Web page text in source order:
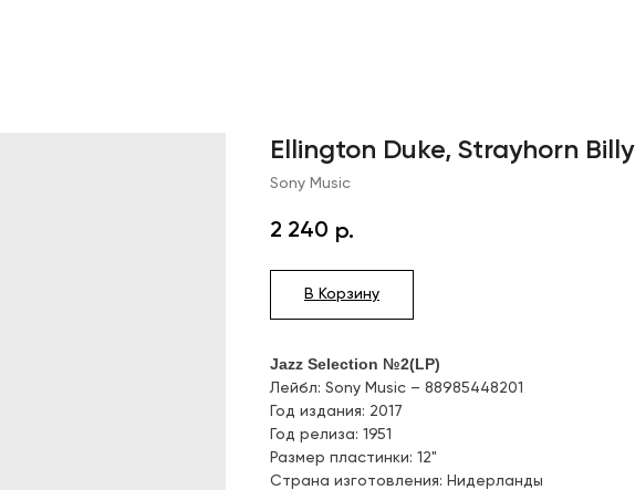
Ellington Duke, Strayhorn Billy
Sony Music
2 240 р.
В Корзину
Jazz Selection №2(LP)
Лейбл: Sony Music – 88985448201
Год издания: 2017
Год релиза: 1951
Размер пластинки: 12"
Страна изготовления: Нидерланды